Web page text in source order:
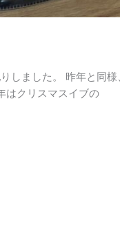
しました。 昨年と同
はクリスマスイブの